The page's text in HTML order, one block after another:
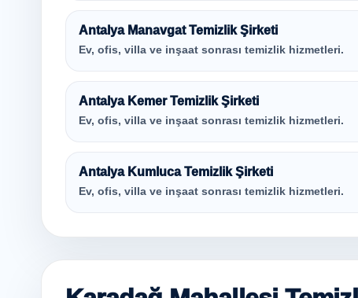
Antalya Manavgat Temizlik Şirketi
Ev, ofis, villa ve inşaat sonrası temizlik hizmetleri.
Antalya Kemer Temizlik Şirketi
Ev, ofis, villa ve inşaat sonrası temizlik hizmetleri.
Antalya Kumluca Temizlik Şirketi
Ev, ofis, villa ve inşaat sonrası temizlik hizmetleri.